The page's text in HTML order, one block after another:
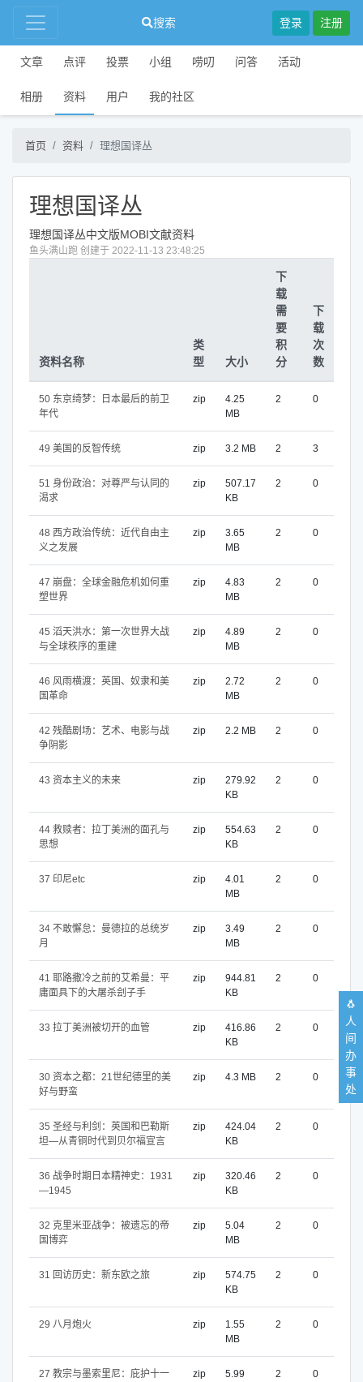
搜索 登录 注册
文章 点评 投票 小组 唠叨 问答 活动
相册 资料 用户 我的社区
首页 资料 理想国译丛
理想国译丛
理想国译丛中文版MOBI文献资料
鱼头满山跑 创建于 2022-11-13 23:48:25
资料名称
类
型
大小
下
载
需
要
积
分
下
载
次
数
50 东京绮梦：日本最后的前卫
年代
zip
4.25
MB
2 0
49 美国的反智传统 zip 3.2 MB 2 3
51 身份政治：对尊严与认同的
渴求
zip
507.17
KB
2 0
48 西方政治传统：近代自由主
义之发展
zip
3.65
MB
2 0
47 崩盘：全球金融危机如何重
塑世界
zip
4.83
MB
2 0
45 滔天洪水：第一次世界大战
与全球秩序的重建
zip
4.89
MB
2 0
46 风雨横渡：英国、奴隶和美
国革命
zip
2.72
MB
2 0
42 残酷剧场：艺术、电影与战
争阴影
zip 2.2 MB 2 0
43 资本主义的未来 zip
279.92
KB
2 0
44 救赎者：拉丁美洲的面孔与
思想
zip
554.63
KB
2 0
37 印尼etc zip
4.01
MB
2 0
34 不敢懈怠：曼德拉的总统岁
月
zip
3.49
MB
2 0
41 耶路撒冷之前的艾希曼：平
庸面具下的大屠杀刽子手
zip
944.81
KB
2 0
33 拉丁美洲被切开的血管 zip
416.86
KB
2 0
30 资本之都：21世纪德里的美
好与野蛮
zip 4.3 MB 2 0
35 圣经与利剑：英国和巴勒斯
坦—从青铜时代到贝尔福宣言
zip
424.04
KB
2 0
36 战争时期日本精神史：1931
—1945
zip
320.46
KB
2 0
32 克里米亚战争：被遗忘的帝
国博弈
zip
5.04
MB
2 0
31 回访历史：新东欧之旅 zip
574.75
KB
2 0
29 八月炮火 zip
1.55
MB
2 0
27 教宗与墨索里尼：庇护十一
zip
5.99
2 0
🐧
人
间
办
事
处